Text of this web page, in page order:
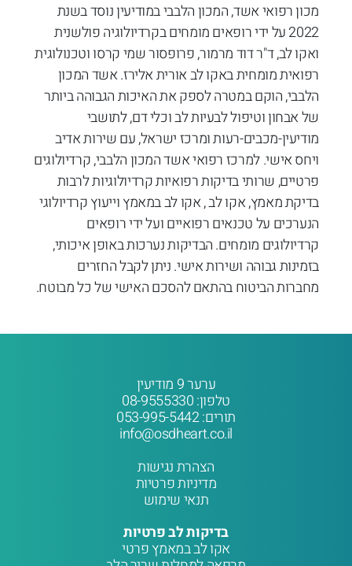
מכון רפואי אשד, המכון הלבבי במודיעין נוסד בשנת
2022 על ידי רופאים מומחים בקרדיולוגיה פולשנית
ואקו לב, ד"ר דוד מרמור, פרופסור שמי קרסו וטכנולוגית
רפואית מומחית באקו לב אורית אלירז. אשד המכון
הלבבי, הוקם במטרה לספק את האיכות הגבוהה ביותר
של אבחון וטיפול לבעיות לב וכלי דם, לתושבי
מודיעין-מכבים-רעות ומרכז ישראל, עם שירות אדיב
ויחס אישי. למרכז רפואי אשד המכון הלבבי, קרדיולוגים
פרטיים, שרותי בדיקות רפואיות קרדיולוגיות לרבות
בדיקת מאמץ, אקו לב , אקו לב במאמץ וייעוץ קרדיולוגי
הנערכים על טכנאים רפואיים ועל ידי רופאים
קרדיולוגים מומחים. הבדיקות נערכות באופן איכותי,
בזמינות גבוהה ושירות אישי. ניתן לקבל החזרים
מחברות הביטוח בהתאם להסכם האישי של כל מבוטח.
ערער 9 מודיעין
טלפון:08-9555330
תורים:053-995-5442
info@osdheart.co.il
הצהרת נגישות
מדיניות פרטיות
תנאי שימוש
בדיקות לב פרטיות
אקו לב במאמץ פרטי